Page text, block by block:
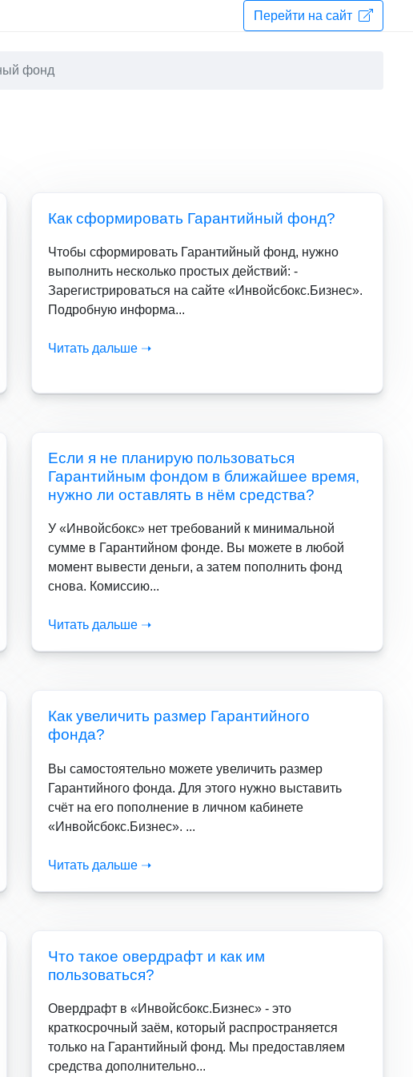
Перейти на сайт
фонд
Как сформировать Гарантийный фонд?
Чтобы сформировать Гарантийный фонд, нужно
выполнить несколько простых действий: -
Зарегистрироваться на сайте «Инвойсбокс.Бизнес».
Подробную информа...
Читать дальше ➝
Если я не планирую пользоваться
Гарантийным фондом в ближайшее время,
нужно ли оставлять в нём средства?
У «Инвойсбокс» нет требований к минимальной
сумме в Гарантийном фонде. Вы можете в любой
момент вывести деньги, а затем пополнить фонд
снова. Комиссию...
Читать дальше ➝
Как увеличить размер Гарантийного
фонда?
Вы самостоятельно можете увеличить размер
Гарантийного фонда. Для этого нужно выставить
счёт на его пополнение в личном кабинете
«Инвойсбокс.Бизнес». ...
Читать дальше ➝
Что такое овердрафт и как им
пользоваться?
Овердрафт в «Инвойсбокс.Бизнес» - это
краткосрочный заём, который распространяется
только на Гарантийный фонд. Мы предоставляем
средства дополнительно...